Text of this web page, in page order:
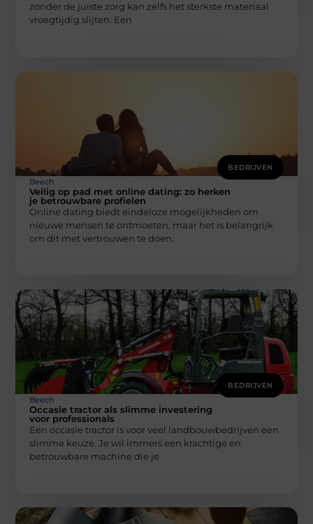
zonder de juiste zorg kan zelfs het sterkste materiaal
vroegtijdig slijten. Een
BEDRIJVEN
Beech
Veilig op pad met online dating: zo herken
je betrouwbare profielen
Online dating biedt eindeloze mogelijkheden om
nieuwe mensen te ontmoeten, maar het is belangrijk
om dit met vertrouwen te doen.
BEDRIJVEN
Beech
Occasie tractor als slimme investering
voor professionals
Een occasie tractor is voor veel landbouwbedrijven een
slimme keuze. Je wil immers een krachtige en
betrouwbare machine die je